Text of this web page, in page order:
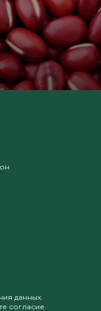
данных.
согласие